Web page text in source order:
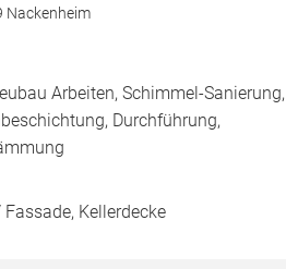
Nackenheim
Arbeiten, Schimmel-Sanierung,
Durchführung,
Kellerdecke